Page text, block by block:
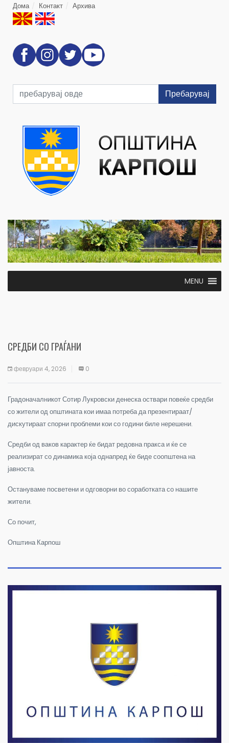
Дома Контакт Архива
Пребарувај
MENU
СРЕДБИ СО ГРАЃАНИ
февруари 4, 2026 0
Градоначалникот Сотир Лукровски денеска оствари повеќе средби
со жители од општината кои имаа потреба да презентираат/
дискутираат спорни проблеми кои со години биле нерешени.
Средби од ваков карактер ќе бидат редовна пракса и ќе се
реализират со динамика која однапред ќе биде соопштена на
јавноста.
Остануваме посветени и одговорни во соработката со нашите
жители.
Со почит,
Општина Карпош